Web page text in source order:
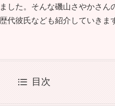
した。そんな磯山さやかさん
代彼氏なども紹介していきま
目次